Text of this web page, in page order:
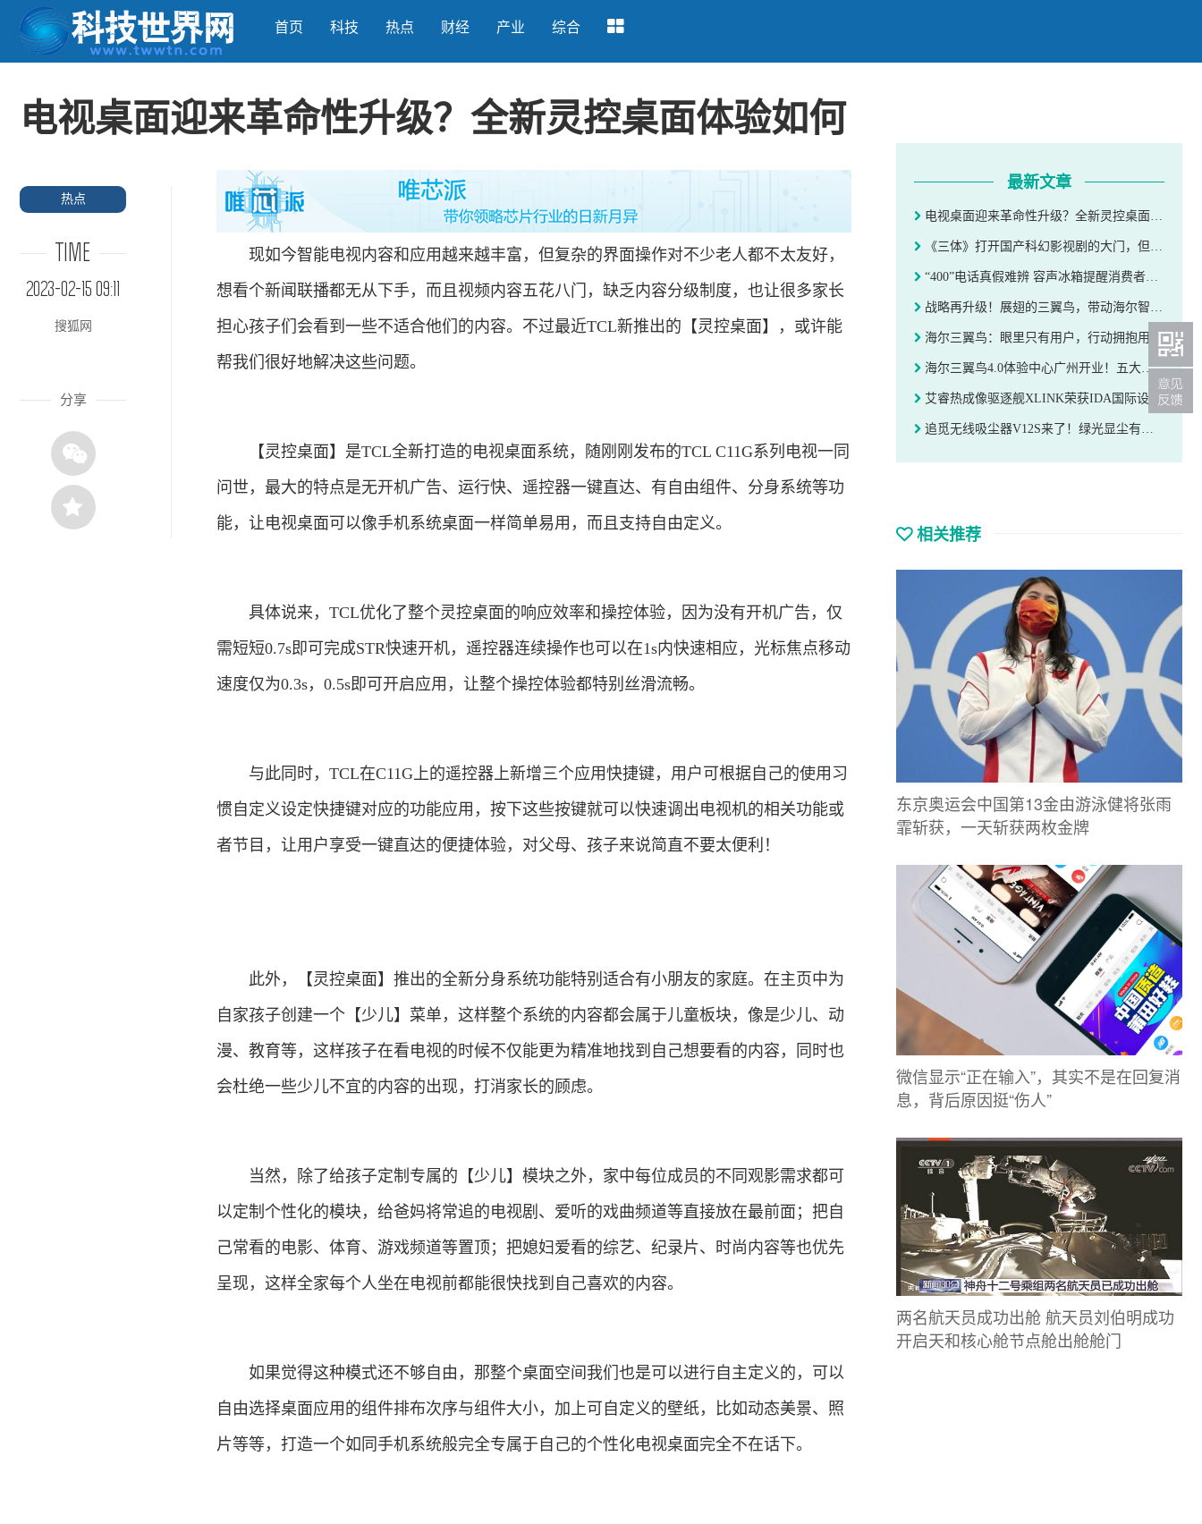
首页 科技 热点 财经 产业 综合
电视桌面迎来革命性升级？全新灵控桌面体验如何
热点
TIME
2023-02-15 09:11
搜狐网
分享
现如今智能电视内容和应用越来越丰富，但复杂的界面操作对不少老人都不太友好，
想看个新闻联播都无从下手，而且视频内容五花八门，缺乏内容分级制度，也让很多家长
担心孩子们会看到一些不适合他们的内容。不过最近TCL新推出的【灵控桌面】，或许能
帮我们很好地解决这些问题。
【灵控桌面】是TCL全新打造的电视桌面系统，随刚刚发布的TCL C11G系列电视一同
问世，最大的特点是无开机广告、运行快、遥控器一键直达、有自由组件、分身系统等功
能，让电视桌面可以像手机系统桌面一样简单易用，而且支持自由定义。
具体说来，TCL优化了整个灵控桌面的响应效率和操控体验，因为没有开机广告，仅
需短短0.7s即可完成STR快速开机，遥控器连续操作也可以在1s内快速相应，光标焦点移动
速度仅为0.3s，0.5s即可开启应用，让整个操控体验都特别丝滑流畅。
与此同时，TCL在C11G上的遥控器上新增三个应用快捷键，用户可根据自己的使用习
惯自定义设定快捷键对应的功能应用，按下这些按键就可以快速调出电视机的相关功能或
者节目，让用户享受一键直达的便捷体验，对父母、孩子来说简直不要太便利！
此外，【灵控桌面】推出的全新分身系统功能特别适合有小朋友的家庭。在主页中为
自家孩子创建一个【少儿】菜单，这样整个系统的内容都会属于儿童板块，像是少儿、动
漫、教育等，这样孩子在看电视的时候不仅能更为精准地找到自己想要看的内容，同时也
会杜绝一些少儿不宜的内容的出现，打消家长的顾虑。
当然，除了给孩子定制专属的【少儿】模块之外，家中每位成员的不同观影需求都可
以定制个性化的模块，给爸妈将常追的电视剧、爱听的戏曲频道等直接放在最前面；把自
己常看的电影、体育、游戏频道等置顶；把媳妇爱看的综艺、纪录片、时尚内容等也优先
呈现，这样全家每个人坐在电视前都能很快找到自己喜欢的内容。
如果觉得这种模式还不够自由，那整个桌面空间我们也是可以进行自主定义的，可以
自由选择桌面应用的组件排布次序与组件大小，加上可自定义的壁纸，比如动态美景、照
片等等，打造一个如同手机系统般完全专属于自己的个性化电视桌面完全不在话下。
最新文章
电视桌面迎来革命性升级？全新灵控桌面体验如何
《三体》打开国产科幻影视剧的大门，但别让细节缺失毁了你的观影感
“400”电话真假难辨 容声冰箱提醒消费者要谨慎“李鬼”售后
战略再升级！展翅的三翼鸟，带动海尔智家腾飞
海尔三翼鸟：眼里只有用户，行动拥抱用户
海尔三翼鸟4.0体验中心广州开业！五大差异化再创新趋势
艾睿热成像驱逐舰XLINK荣获IDA国际设计奖
追觅无线吸尘器V12S来了！绿光显尘有如“高精雷达”，灰尘无所遁形
相关推荐
东京奥运会中国第13金由游泳健将张雨
霏斩获，一天斩获两枚金牌
微信显示“正在输入”，其实不是在回复消
息，背后原因挺“伤人”
两名航天员成功出舱 航天员刘伯明成功
开启天和核心舱节点舱出舱舱门